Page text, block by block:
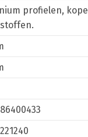
profielen,